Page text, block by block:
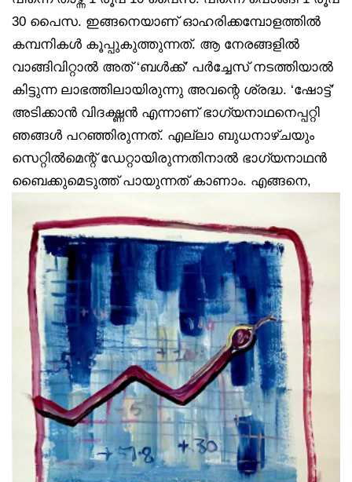
30 പൈസ. ഇങ്ങനെയാണ് ഓഹരിക്കമ്പോളത്തിൽ
കമ്പനികൾ കൂപ്പുകുത്തുന്നത്. ആ നേരങ്ങളിൽ
വാങ്ങിവിറ്റാൽ അത് ‘ബൾക്ക്’ പർച്ചേസ് നടത്തിയാൽ
കിട്ടുന്ന ലാഭത്തിലായിരുന്നു അവന്റെ ശ്രദ്ധ. ‘ഷോട്ട്’
അടിക്കാൻ വിദഗ്ദ്ധൻ എന്നാണ് ഭാഗ്യനാഥനെപ്പറ്റി
ഞങ്ങൾ പറഞ്ഞിരുന്നത്. എല്ലാ ബുധനാഴ്ചയും
സെറ്റിൽമെന്റ് ഡേറ്റായിരുന്നതിനാൽ ഭാഗ്യനാഥൻ
ബൈക്കുമെടുത്ത് പായുന്നത് കാണാം. എങ്ങനെ,